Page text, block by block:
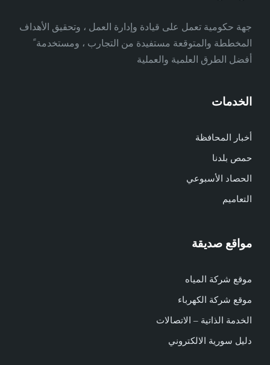
جهة حكومية تعمل على قيادة وإدارة العمل ، وتحقيق الأهداف
المخططة والمتوقعة مستفيدة من التجارب ، ومستخدمة ً
أفضل الطرق العلمية والعملية
الخدمات
أخبار المحافظة
حمص بلدنا
الحصاد الأسبوعي
التعاميم
مواقع صديقة
موقع شركة المياه
موقع شركة الكهرباء
الخدمة الذاتية – الاتصالات
دليل سورية الالكتروني